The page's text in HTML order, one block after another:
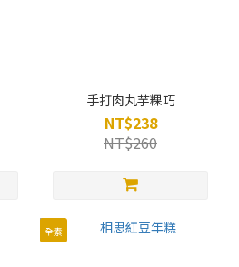
手打肉丸芋粿巧
NT$238
NT$260
全素